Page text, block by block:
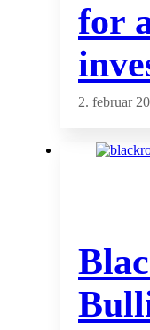
for
2. februar